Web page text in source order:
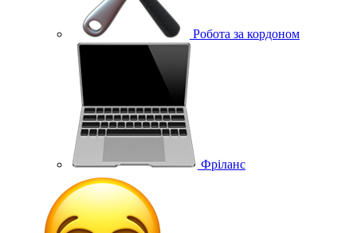
Робота за кордоном
Фріланс